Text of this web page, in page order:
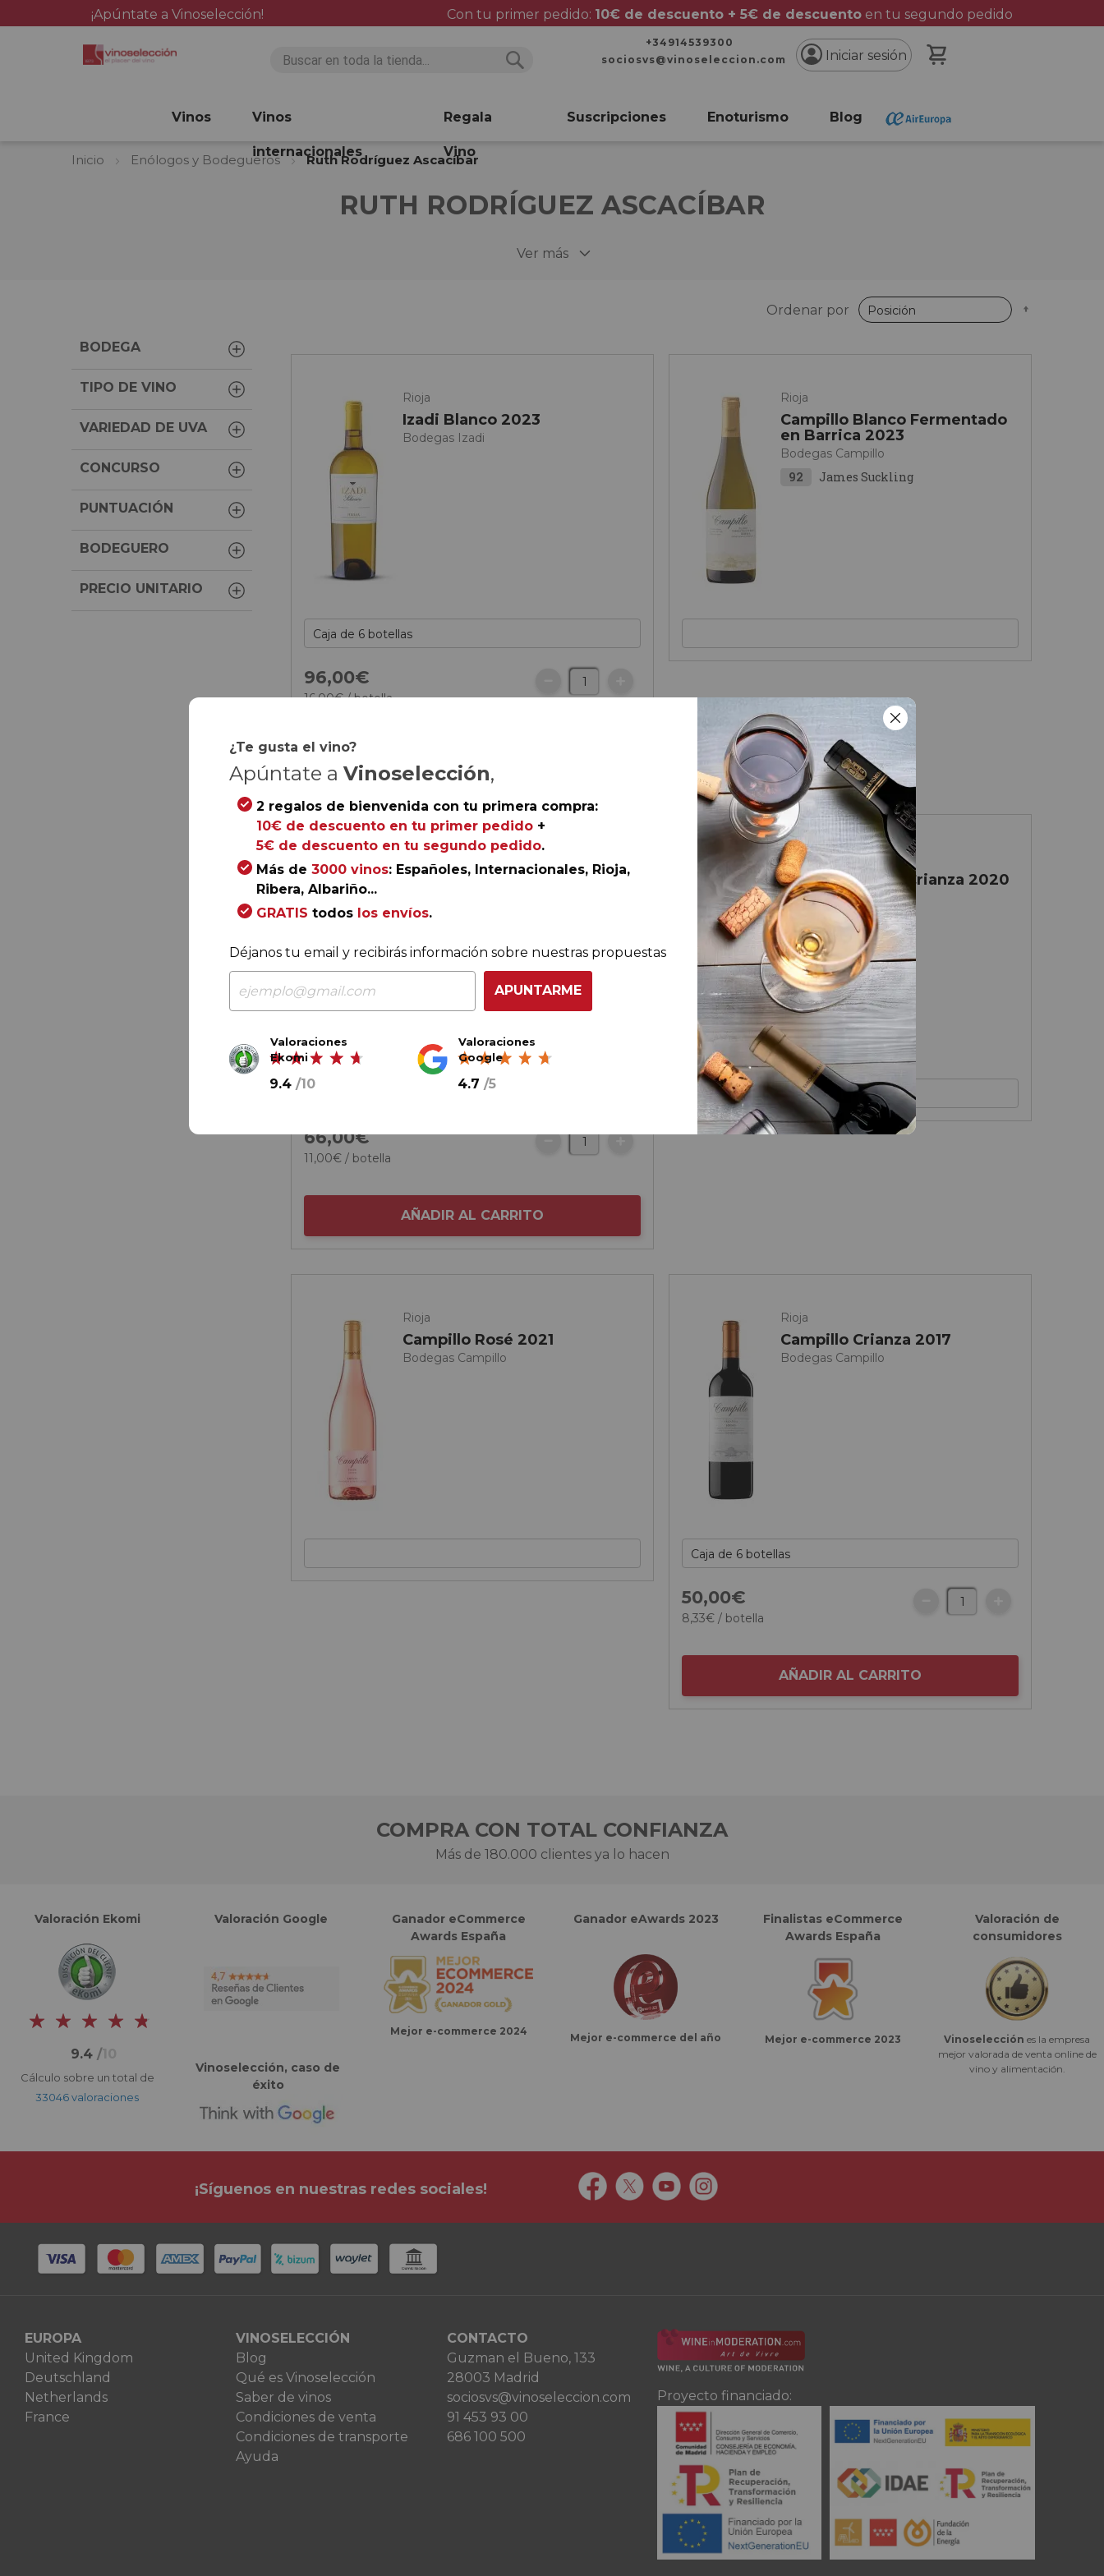
¡Apúntate a Vinoselección! Con tu primer pedido: 10€ de descuento + 5€ de descuentoen tu segundo pedido
+34914539300
sociosvs@vinoseleccion.com
Iniciar sesión
Vinos Vinos
internacionales
Regala
Vino
Suscripciones Enoturismo Blog
Inicio Enólogos y Bodegueros Ruth Rodríguez Ascacíbar
RUTH RODRÍGUEZ ASCACÍBAR
Ver más
Ordenar por
Rioja
Izadi Blanco 2023
Bodegas Izadi
96,00€
16,00€/ botella
Rioja
Campillo Blanco Fermentado
en Barrica 2023
Bodegas Campillo
92 James Suckling
Campillo Rosé 2023
90
66,00€
11,00€ / botella
AÑADIR AL CARRITO
Rioja
Campillo Cuvée Crianza 2020
Bodegas Campillo
Rioja
Campillo Rosé 2021
Bodegas Campillo
Rioja
Campillo Crianza 2017
Bodegas Campillo
50,00€
8,33€ / botella
AÑADIR AL CARRITO
BODEGA
TIPO DE VINO
VARIEDAD DE UVA
CONCURSO
PUNTUACIÓN
BODEGUERO
PRECIO UNITARIO
COMPRA CON TOTAL CONFIANZA
Más de 180.000 clientes ya lo hacen
Valoración Ekomi
9.4 /10
Cálculo sobre un total de
33046 valoraciones
Valoración Google
Vinoselección, caso de
éxito
Ganador eCommerce
Awards España
Mejor e-commerce 2024
Ganador eAwards 2023
Mejor e-commerce del año
Finalistas eCommerce
Awards España
Mejor e-commerce 2023
Valoración de
consumidores
Vinoselección es la empresa
mejor valorada de venta online de
vino y alimentación.
¡Síguenos en nuestras redes sociales!
EUROPA
United Kingdom
Deutschland
Netherlands
France
VINOSELECCIÓN
Blog
Qué es Vinoselección
Saber de vinos
Condiciones de venta
Condiciones de transporte
Ayuda
CONTACTO
Guzman el Bueno, 133
28003 Madrid
sociosvs@vinoseleccion.com
91 453 93 00
686 100 500
Proyecto financiado:
¿Te gusta el vino?
Apúntate a Vinoselección,
2 regalos de bienvenida con tu primera compra:
10€ de descuento en tu primer pedido+
5€ de descuento en tu segundo pedido.
Más de 3000 vinos: Españoles, Internacionales, Rioja,
Ribera, Albariño...
GRATIS todos los envíos.
Déjanos tu email y recibirás información sobre nuestras propuestas
APUNTARME
Valoraciones
Ekomi
9.4 /10
Valoraciones
Google
4.7 /5